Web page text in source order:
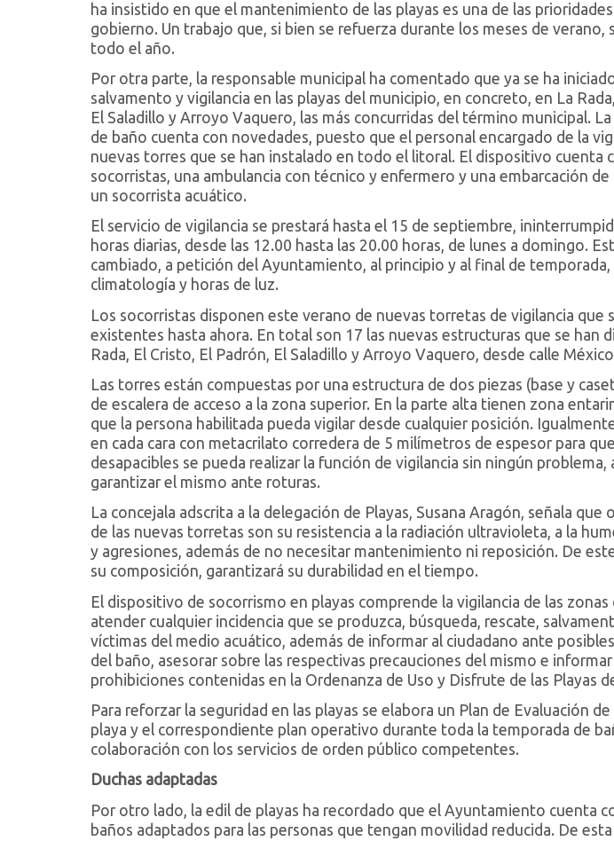
ha insistido en que el mantenimiento de las playas es una de las
gobierno. Un trabajo que, si bien se refuerza durante los meses de verano,
todo el año.
Por otra parte, la responsable municipal ha comentado que ya se ha
salvamento y vigilancia en las playas del municipio, en concreto, en La
El Saladillo y Arroyo Vaquero, las más concurridas del término municipal.
de baño cuenta con novedades, puesto que el personal encargado de la
nuevas torres que se han instalado en todo el litoral. El dispositivo cuenta
socorristas, una ambulancia con técnico y enfermero y una embarcación
un socorrista acuático.
El servicio de vigilancia se prestará hasta el 15 de septiembre,
horas diarias, desde las 12.00 hasta las 20.00 horas, de lunes a domingo.
cambiado, a petición del Ayuntamiento, al principio y al final de
climatología y horas de luz.
Los socorristas disponen este verano de nuevas torretas de vigilancia que
existentes hasta ahora. En total son 17 las nuevas estructuras que se han
Rada, El Cristo, El Padrón, El Saladillo y Arroyo Vaquero, desde calle
Las torres están compuestas por una estructura de dos piezas (base y
de escalera de acceso a la zona superior. En la parte alta tienen zona
que la persona habilitada pueda vigilar desde cualquier posición.
en cada cara con metacrilato corredera de 5 milímetros de espesor para
desapacibles se pueda realizar la función de vigilancia sin ningún problema,
garantizar el mismo ante roturas.
La concejala adscrita a la delegación de Playas, Susana Aragón, señala que
de las nuevas torretas son su resistencia a la radiación ultravioleta, a la
y agresiones, además de no necesitar mantenimiento ni reposición. De
su composición, garantizará su durabilidad en el tiempo.
El dispositivo de socorrismo en playas comprende la vigilancia de las
atender cualquier incidencia que se produzca, búsqueda, rescate,
víctimas del medio acuático, además de informar al ciudadano ante
del baño, asesorar sobre las respectivas precauciones del mismo e
prohibiciones contenidas en la Ordenanza de Uso y Disfrute de las Playas
Para reforzar la seguridad en las playas se elabora un Plan de Evaluación
playa y el correspondiente plan operativo durante toda la temporada de
colaboración con los servicios de orden público competentes.
Duchas adaptadas
Por otro lado, la edil de playas ha recordado que el Ayuntamiento cuenta
baños adaptados para las personas que tengan movilidad reducida. De